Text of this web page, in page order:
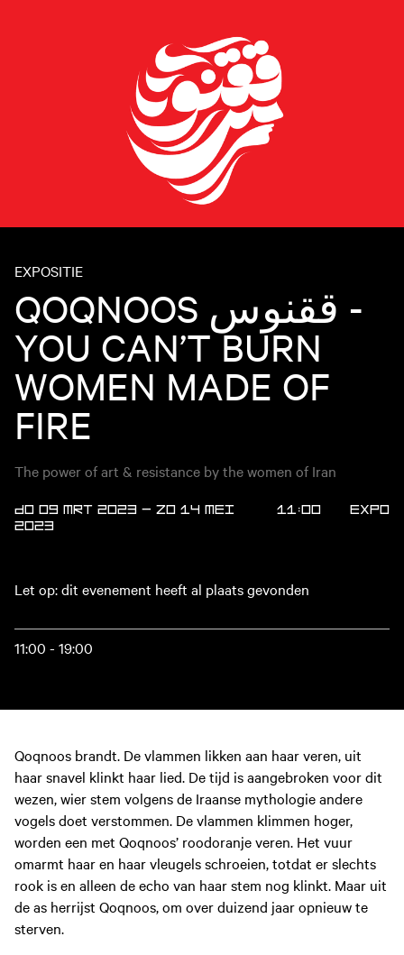
EXPOSITIE
QOQNOOS ققنوس -
YOU CAN’T BURN
WOMEN MADE OF
FIRE
The power of art & resistance by the women of Iran
DO 09 MRT 2023 — ZO 14 MEI
2023
11:00 Expo
Let op: dit evenement heeft al plaats gevonden
11:00 - 19:00
Qoqnoos brandt. De vlammen likken aan haar veren, uit
haar snavel klinkt haar lied. De tijd is aangebroken voor dit
wezen, wier stem volgens de Iraanse mythologie andere
vogels doet verstommen. De vlammen klimmen hoger,
worden een met Qoqnoos’ roodoranje veren. Het vuur
omarmt haar en haar vleugels schroeien, totdat er slechts
rook is en alleen de echo van haar stem nog klinkt. Maar uit
de as herrijst Qoqnoos, om over duizend jaar opnieuw te
sterven.